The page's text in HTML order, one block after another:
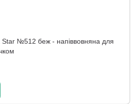
№512 беж - напіввовняна для